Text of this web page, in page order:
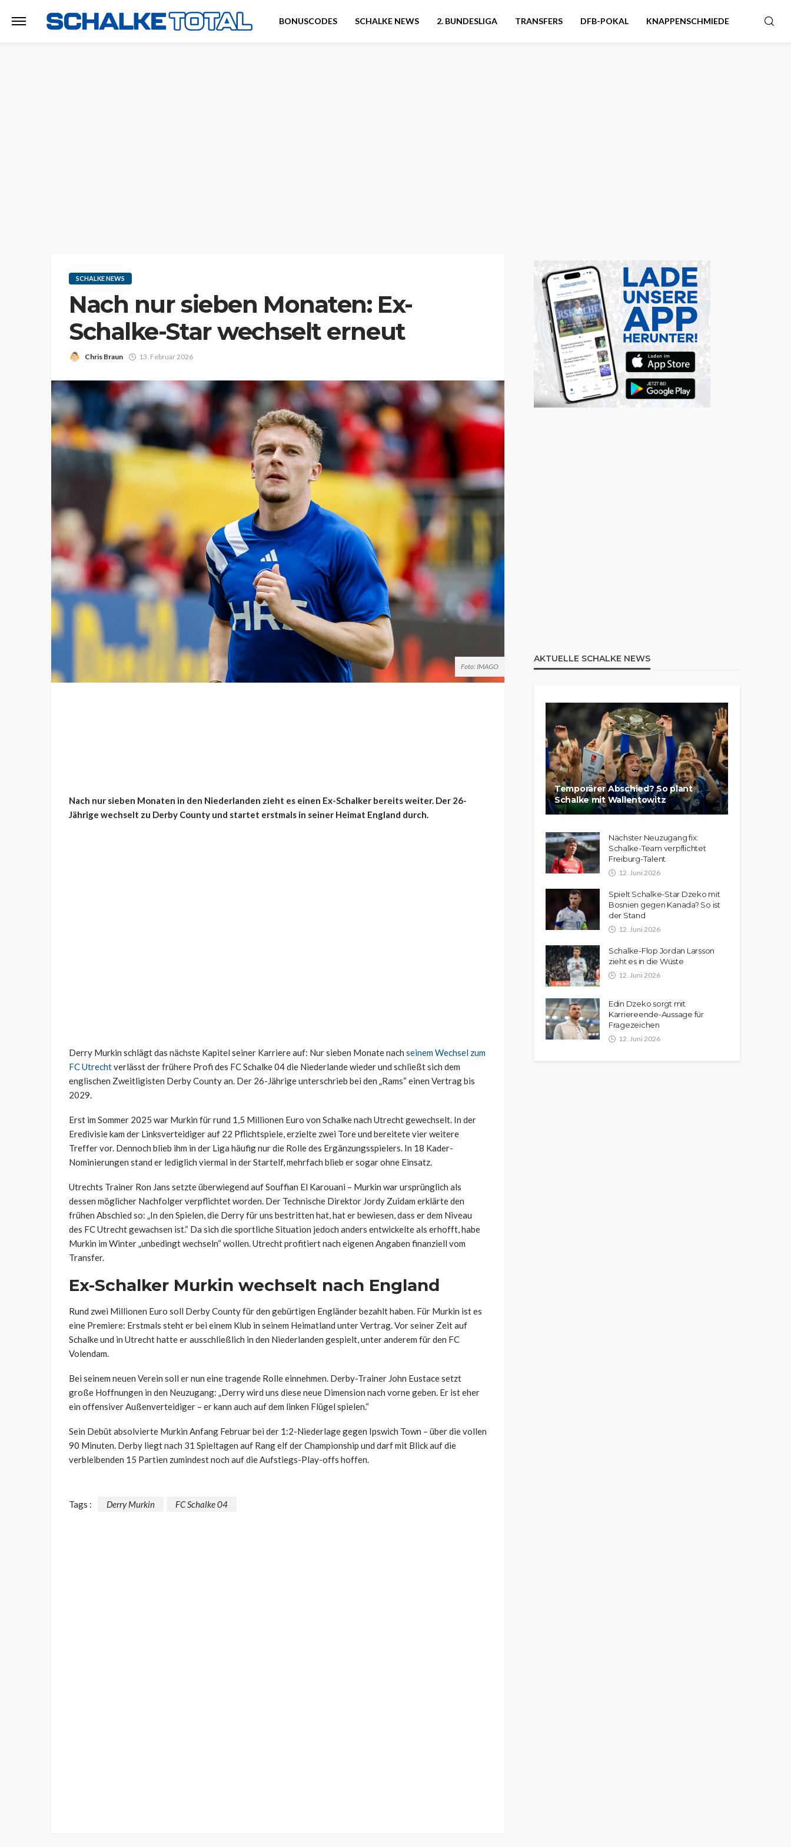
BONUSCODES SCHALKE NEWS 2. BUNDESLIGA TRANSFERS DFB-POKAL KNAPPENSCHMIEDE
SCHALKE NEWS
Nach nur sieben Monaten: Ex-
Schalke-Star wechselt erneut
Chris Braun 13. Februar 2026
Foto: IMAGO
Nach nur sieben Monaten in den Niederlanden zieht es einen Ex-Schalker bereits weiter. Der 26-
Jährige wechselt zu Derby County und startet erstmals in seiner Heimat England durch.
Derry Murkin schlägt das nächste Kapitel seiner Karriere auf: Nur sieben Monate nach seinem Wechsel zum
FC Utrechtverlässt der frühere Profi des FC Schalke 04 die Niederlande wieder und schließt sich dem
englischen Zweitligisten Derby County an. Der 26-Jährige unterschrieb bei den „Rams“ einen Vertrag bis
2029.
Erst im Sommer 2025 war Murkin für rund 1,5 Millionen Euro von Schalke nach Utrecht gewechselt. In der
Eredivisie kam der Linksverteidiger auf 22 Pflichtspiele, erzielte zwei Tore und bereitete vier weitere
Treffer vor. Dennoch blieb ihm in der Liga häufig nur die Rolle des Ergänzungsspielers. In 18 Kader-
Nominierungen stand er lediglich viermal in der Startelf, mehrfach blieb er sogar ohne Einsatz.
Utrechts Trainer Ron Jans setzte überwiegend auf Souffian El Karouani – Murkin war ursprünglich als
dessen möglicher Nachfolger verpflichtet worden. Der Technische Direktor Jordy Zuidam erklärte den
frühen Abschied so: „In den Spielen, die Derry für uns bestritten hat, hat er bewiesen, dass er dem Niveau
des FC Utrecht gewachsen ist.“ Da sich die sportliche Situation jedoch anders entwickelte als erhofft, habe
Murkin im Winter „unbedingt wechseln“ wollen. Utrecht profitiert nach eigenen Angaben finanziell vom
Transfer.
Ex-Schalker Murkin wechselt nach England
Rund zwei Millionen Euro soll Derby County für den gebürtigen Engländer bezahlt haben. Für Murkin ist es
eine Premiere: Erstmals steht er bei einem Klub in seinem Heimatland unter Vertrag. Vor seiner Zeit auf
Schalke und in Utrecht hatte er ausschließlich in den Niederlanden gespielt, unter anderem für den FC
Volendam.
Bei seinem neuen Verein soll er nun eine tragende Rolle einnehmen. Derby-Trainer John Eustace setzt
große Hoffnungen in den Neuzugang: „Derry wird uns diese neue Dimension nach vorne geben. Er ist eher
ein offensiver Außenverteidiger – er kann auch auf dem linken Flügel spielen.“
Sein Debüt absolvierte Murkin Anfang Februar bei der 1:2-Niederlage gegen Ipswich Town – über die vollen
90 Minuten. Derby liegt nach 31 Spieltagen auf Rang elf der Championship und darf mit Blick auf die
verbleibenden 15 Partien zumindest noch auf die Aufstiegs-Play-offs hoffen.
Tags : Derry Murkin FC Schalke 04
AKTUELLE SCHALKE NEWS
Temporärer Abschied? So plant
Schalke mit Wallentowitz
Nächster Neuzugang fix:
Schalke-Team verpflichtet
Freiburg-Talent
12. Juni 2026
Spielt Schalke-Star Dzeko mit
Bosnien gegen Kanada? So ist
der Stand
12. Juni 2026
Schalke-Flop Jordan Larsson
zieht es in die Wüste
12. Juni 2026
Edin Dzeko sorgt mit
Karriereende-Aussage für
Fragezeichen
12. Juni 2026